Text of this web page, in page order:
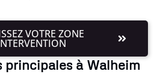
VOTRE ZONE
principales à Walheim